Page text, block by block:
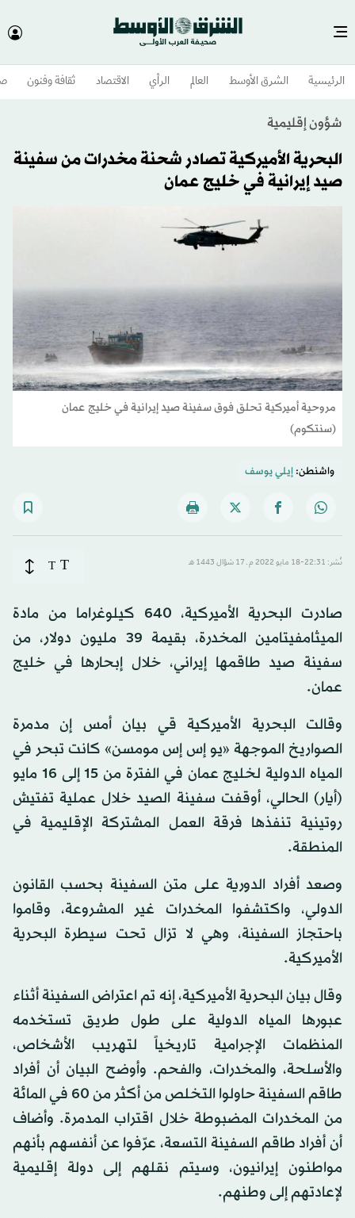
الرئيسية الشرق الأوسط​ العالم الرأي الاقتصاد ثقافة وفنون
شؤون إقليمية
البحرية الأميركية تصادر شحنة مخدرات من سفينة
صيد إيرانية في خليج عمان
مروحية أميركية تحلق فوق سفينة صيد إيرانية في خليج عمان
(سنتكوم)
واشنطن:إيلي يوسف
نُشر: 22:31-18 مايو 2022 م ـ 17 شوّال 1443 هـ T
T
صادرت البحرية الأميركية، 640 كيلوغراما من مادة
الميثامفيتامين المخدرة، بقيمة 39 مليون دولار، من
سفينة صيد طاقمها إيراني، خلال إبحارها في خليج
عمان.
وقالت البحرية الأميركية قي بيان أمس إن مدمرة
الصواريخ الموجهة «يو إس إس مومسن» كانت تبحر في
المياه الدولية لخليج عمان في الفترة من 15 إلى 16 مايو
(أيار) الحالي، أوقفت سفينة الصيد خلال عملية تفتيش
روتينية تنفذها فرقة العمل المشتركة الإقليمية في
المنطقة.
وصعد أفراد الدورية على متن السفينة بحسب القانون
الدولي، واكتشفوا المخدرات غير المشروعة، وقاموا
باحتجاز السفينة، وهي لا تزال تحت سيطرة البحرية
الأميركية.
وقال بيان البحرية الأميركية، إنه تم اعتراض السفينة أثناء
عبورها المياه الدولية على طول طريق تستخدمه
المنظمات الإجرامية تاريخياً لتهريب الأشخاص،
والأسلحة، والمخدرات، والفحم. وأوضح البيان أن أفراد
طاقم السفينة حاولوا التخلص من أكثر من 60 في المائة
من المخدرات المضبوطة خلال اقتراب المدمرة. وأضاف
أن أفراد طاقم السفينة التسعة، عرّفوا عن أنفسهم بأنهم
مواطنون إيرانيون، وسيتم نقلهم إلى دولة إقليمية
لإعادتهم إلى وطنهم.